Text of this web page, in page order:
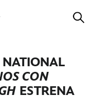
CON
ESTRENA